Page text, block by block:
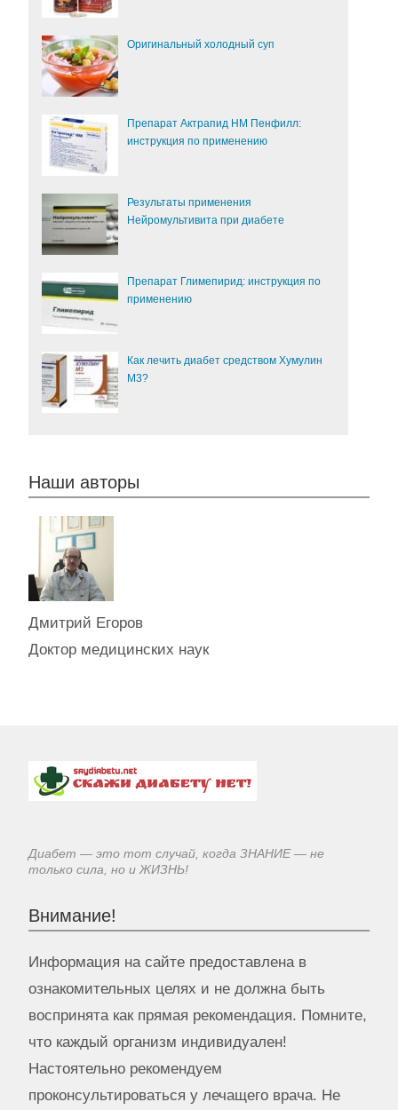
Оригинальный холодный суп
Препарат Актрапид НМ Пенфилл:
инструкция по применению
Результаты применения
Нейромультивита при диабете
Препарат Глимепирид: инструкция по
применению
Как лечить диабет средством Хумулин
М3?
Наши авторы
Дмитрий Егоров
Доктор медицинских наук
Диабет — это тот случай, когда ЗНАНИЕ — не
только сила, но и ЖИЗНЬ!
Внимание!
Информация на сайте предоставлена в
ознакомительных целях и не должна быть
воспринята как прямая рекомендация. Помните,
что каждый организм индивидуален!
Настоятельно рекомендуем
проконсультироваться у лечащего врача. Не